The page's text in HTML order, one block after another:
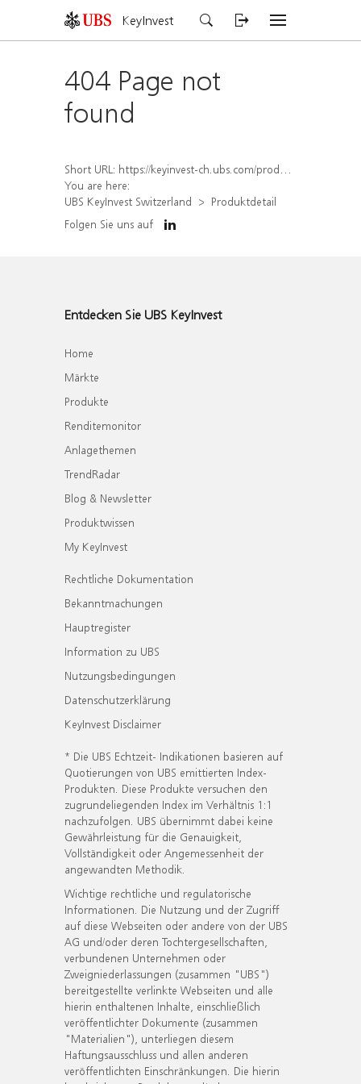
KeyInvest
404 Page not
found
Short URL: https://keyinvest-ch.ubs.com/produkt/detail/index/isin/CH1573380073
You are here:
UBS KeyInvest Switzerland
Produktdetail
Folgen Sie uns auf
Entdecken Sie UBS KeyInvest
Home
Märkte
Produkte
Renditemonitor
Anlagethemen
TrendRadar
Blog & Newsletter
Produktwissen
My KeyInvest
Rechtliche Dokumentation
Bekanntmachungen
Hauptregister
Information zu UBS
Nutzungsbedingungen
Datenschutzerklärung
KeyInvest Disclaimer
* Die UBS Echtzeit- Indikationen basieren auf
Quotierungen von UBS emittierten Index-
Produkten. Diese Produkte versuchen den
zugrundeliegenden Index im Verhältnis 1:1
nachzufolgen. UBS übernimmt dabei keine
Gewährleistung für die Genauigkeit,
Vollständigkeit oder Angemessenheit der
angewandten Methodik.
Wichtige rechtliche und regulatorische
Informationen. Die Nutzung und der Zugriff
auf diese Webseiten oder andere von der UBS
AG und/oder deren Tochtergesellschaften,
verbundenen Unternehmen oder
Zweigniederlassungen (zusammen "UBS")
bereitgestellte verlinkte Webseiten und alle
hierin enthaltenen Inhalte, einschließlich
veröffentlichter Dokumente (zusammen
"Materialien"), unterliegen diesem
Haftungsausschluss und allen anderen
veröffentlichten Einschränkungen. Die hierin